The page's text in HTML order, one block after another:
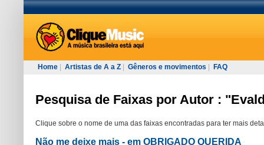
Home Artistas de A a Z Gêneros e movimentos FAQ
Pesquisa de Faixas por Autor :
Clique sobre o nome de uma das faixas encontradas para ter mais
Não me deixe mais - em OBRIGADO QUERIDA